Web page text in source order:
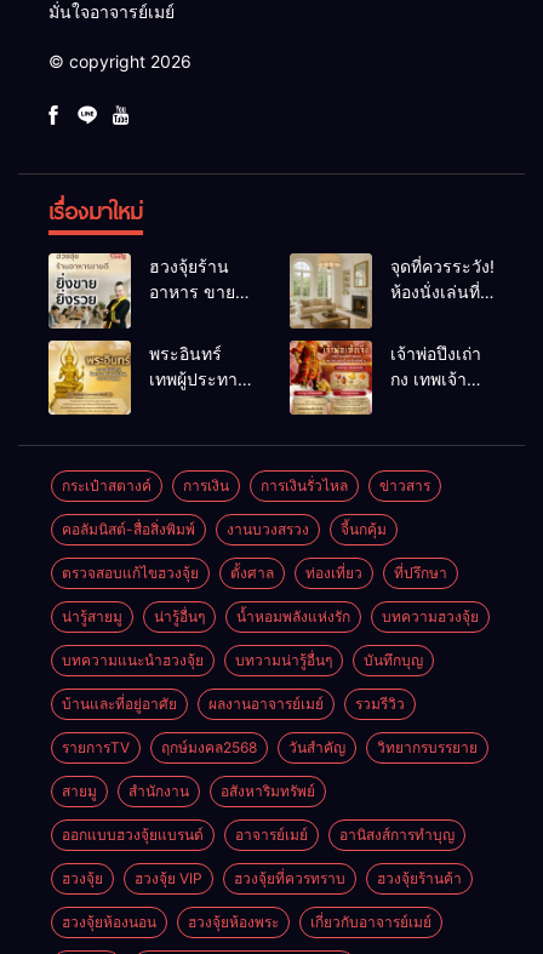
มั่นใจอาจารย์เมย์
© copyright 2026
เรื่องมาใหม่
ฮวงจุ้ยร้าน
อาหาร ขายดี
เคล็ดลับปรับ
ดวง ปรับร้าน
ให้ลูกค้าแน่น
จุดที่ควรระวัง!
ห้องนั่งเล่นที่
พลังชีวิต
พระอินทร์
เทพผู้ประทาน
เจ้าพ่อปึงเถ่า
กง เทพเจ้า
กระเป๋าสตางค์ การเงิน การเงินรั่วไหล ข่าวสาร
คอลัมนิสต์-สื่อสิ่งพิมพ์ งานบวงสรวง จี้นกคุ้ม
ตรวจสอบแก้ไขฮวงจุ้ย ตั้งศาล ท่องเที่ยว ที่ปรึกษา
น่ารู้สายมู น่ารู้อื่นๆ น้ำหอมพลังแห่งรัก บทความฮวงจุ้ย
บทความแนะนำฮวงจุ้ย บทวามน่ารู้อื่นๆ บันทึกบุญ
บ้านและที่อยู่อาศัย ผลงานอาจารย์เมย์ รวมรีวิว
รายการTV ฤกษ์มงคล2568 วันสำคัญ วิทยากรบรรยาย
สายมู สำนักงาน อสังหาริมทรัพย์
ออกแบบฮวงจุ้ยแบรนด์ อาจารย์เมย์ อานิสงส์การทำบุญ
ฮวงจุ้ย ฮวงจุ้ย VIP ฮวงจุ้ยที่ควรทราบ ฮวงจุ้ยร้านค้า
ฮวงจุ้ยห้องนอน ฮวงจุ้ยห้องพระ เกี่ยวกับอาจารย์เมย์